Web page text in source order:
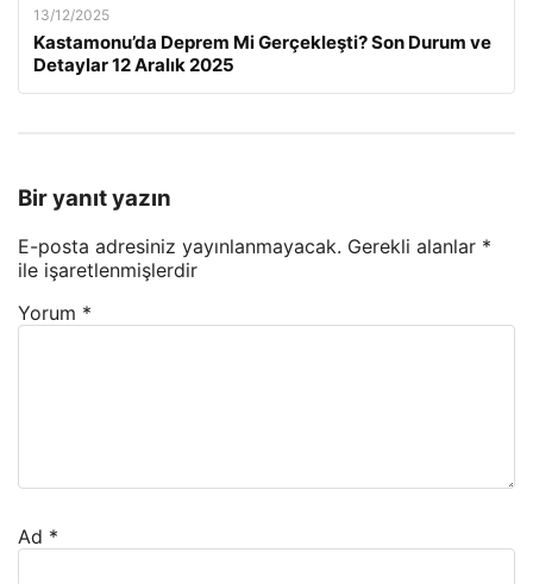
13/12/2025
Kastamonu’da Deprem Mi Gerçekleşti? Son Durum ve
Detaylar 12 Aralık 2025
Bir yanıt yazın
E-posta adresiniz yayınlanmayacak. Gerekli alanlar *
ile işaretlenmişlerdir
Yorum *
Ad *